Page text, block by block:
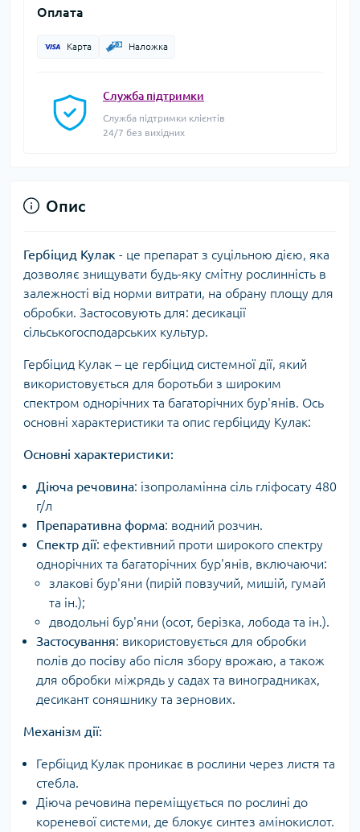
Оплата
Карта Наложка
Служба підтримки
Служба підтримки клієнтів
24/7 без вихідних
Опис
Гербіцид Кулак - це препарат з суцільною дією, яка
дозволяє знищувати будь-яку смітну рослинність в
залежності від норми витрати, на обрану площу для
обробки. Застосовують для: десикації
сільськогосподарських культур.
Гербіцид Кулак – це гербіцид системної дії, який
використовується для боротьби з широким
спектром однорічних та багаторічних бур'янів. Ось
основні характеристики та опис гербіциду Кулак:
Основні характеристики:
Діюча речовина: ізопроламінна сіль гліфосату 480
г/л
Препаративна форма: водний розчин.
Спектр дії: ефективний проти широкого спектру
однорічних та багаторічних бур'янів, включаючи:
злакові бур'яни (пирій повзучий, мишій, гумай
та ін.);
дводольні бур'яни (осот, берізка, лобода та ін.).
Застосування: використовується для обробки
полів до посіву або після збору врожаю, а також
для обробки міжрядь у садах та виноградниках,
десикант соняшнику та зернових.
Механізм дії:
Гербіцид Кулак проникає в рослини через листя та
стебла.
Діюча речовина переміщується по рослині до
кореневої системи, де блокує синтез амінокислот.